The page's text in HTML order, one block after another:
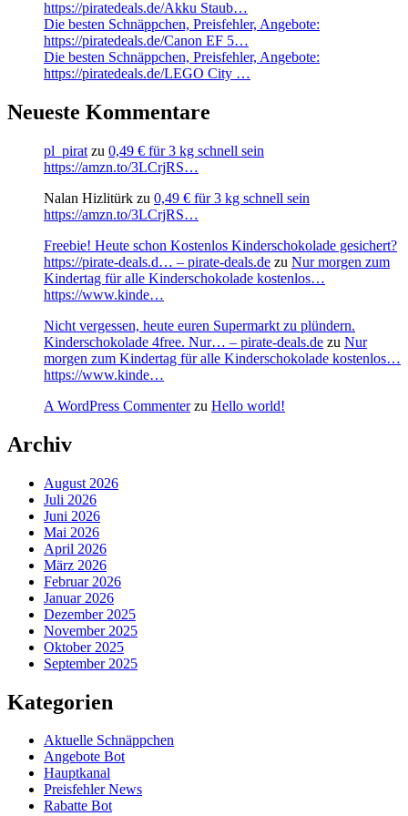
https://piratedeals.de/Akku Staub…
Die besten Schnäppchen, Preisfehler, Angebote:
https://piratedeals.de/Canon EF 5…
Die besten Schnäppchen, Preisfehler, Angebote:
https://piratedeals.de/LEGO City …
Neueste Kommentare
pl_pirat zu 0,49 € für 3 kg schnell sein
https://amzn.to/3LCrjRS…
Nalan Hizlitürk zu 0,49 € für 3 kg schnell sein
https://amzn.to/3LCrjRS…
Freebie! Heute schon Kostenlos Kinderschokolade gesichert?
https://pirate-deals.d… – pirate-deals.de zu Nur morgen zum
Kindertag für alle Kinderschokolade kostenlos…
https://www.kinde…
Nicht vergessen, heute euren Supermarkt zu plündern.
Kinderschokolade 4free. Nur… – pirate-deals.de zu Nur
morgen zum Kindertag für alle Kinderschokolade kostenlos…
https://www.kinde…
A WordPress Commenterzu Hello world!
Archiv
August 2026
Juli 2026
Juni 2026
Mai 2026
April 2026
März 2026
Februar 2026
Januar 2026
Dezember 2025
November 2025
Oktober 2025
September 2025
Kategorien
Aktuelle Schnäppchen
Angebote Bot
Hauptkanal
Preisfehler News
Rabatte Bot